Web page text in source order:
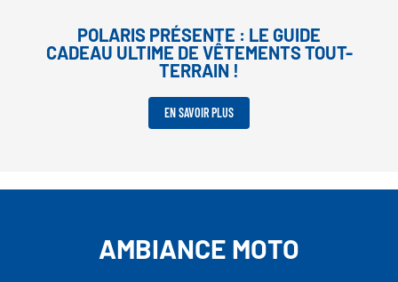
POLARIS PRÉSENTE : LE GUIDE
CADEAU ULTIME DE VÊTEMENTS TOUT-
TERRAIN !
EN SAVOIR PLUS
AMBIANCE MOTO